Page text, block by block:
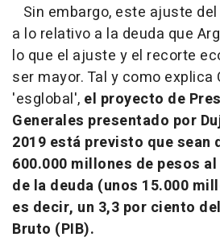
Sin embargo, este ajuste
a lo relativo a la deuda que
lo que el ajuste y el recorte
ser mayor. Tal y como explica
'esglobal', el proyecto de
Generales presentado por
2019 está previsto que sean
600.000 millones de pesos
de la deuda (unos 15.000
es decir, un 3,3 por ciento
Bruto (PIB).